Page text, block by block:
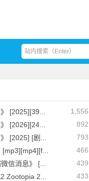
1,556
[2025][39...
892
[2026][24...
793
[2025] [剧...
466
[mp3][mp4][f...
439
信消息》 [...
433
Zootopia 2...